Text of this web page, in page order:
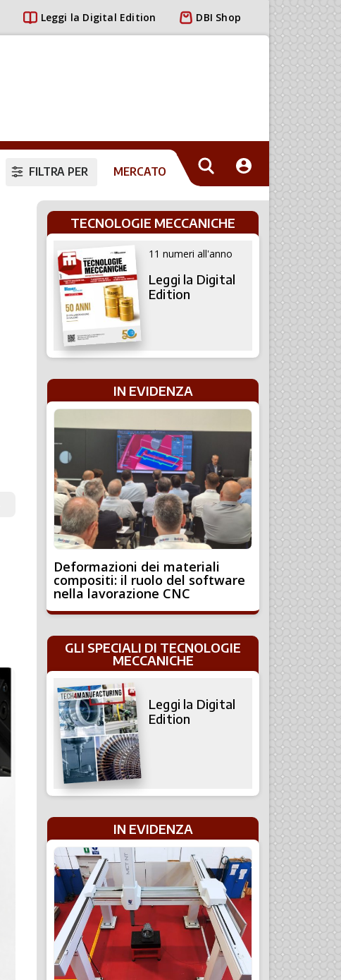
Leggi la Digital Edition DBI Shop
FILTRA PER MERCATO
TECNOLOGIE MECCANICHE
11 numeri all'anno
Leggi la Digital
Edition
IN EVIDENZA
Deformazioni dei materiali
compositi: il ruolo del software
nella lavorazione CNC
GLI SPECIALI DI TECNOLOGIE
MECCANICHE
Leggi la Digital
Edition
IN EVIDENZA